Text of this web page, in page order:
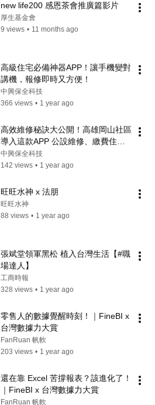
new life200 感恩茶會推廣篇影片
厚生基金會
9 views • 11 months ago
高級住宅必備神器APP！讓手機變對
講機，報修即時又方便！
中興保全科技
366 views • 1 year ago
高效維修秘訣大公開！高雄岡山社區
導入這款APP 公設維修、繳費住戶
秒點讚
中興保全科技
142 views • 1 year ago
旺旺水神 x 法朋
旺旺水神
88 views • 1 year ago
張斌堂領軍黑松 植入台灣生活【#職
場達人】
工商時報
328 views • 1 year ago
零售人的數據覺醒時刻！｜FineBI x
台灣數據力大賞
FanRuan 帆軟
203 views • 1 year ago
還在靠 Excel 苦撐報表？該進化了！
｜FineBI x 台灣數據力大賞
FanRuan 帆軟